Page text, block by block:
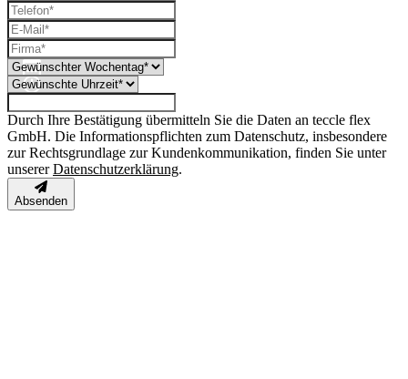
Durch Ihre Bestätigung übermitteln Sie die Daten an teccle flex
GmbH. Die Informationspflichten zum Datenschutz, insbesondere
zur Rechtsgrundlage zur Kundenkommunikation, finden Sie unter
unsererDatenschutzerklärung.
Absenden